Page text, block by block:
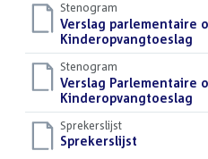
Stenogram
Download
bestand:
Verslag parlementaire
Kinderopvangtoeslag
Stenogram
Download
bestand:
Verslag Parlementaire
Kinderopvangtoeslag
Sprekerslijst
Download
Sprekerslijst